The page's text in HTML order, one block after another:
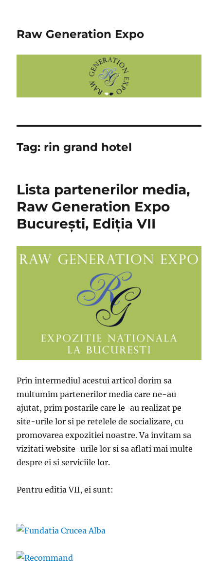
Raw Generation Expo
Tag: rin grand hotel
Lista partenerilor media,
Raw Generation Expo
București, Ediția VII
Prin intermediul acestui articol dorim sa
multumim partenerilor media care ne-au
ajutat, prim postarile care le-au realizat pe
site-urile lor si pe retelele de socializare, cu
promovarea expozitiei noastre. Va invitam sa
vizitati website-urile lor si sa aflati mai multe
despre ei si serviciile lor.
Pentru editia VII, ei sunt: